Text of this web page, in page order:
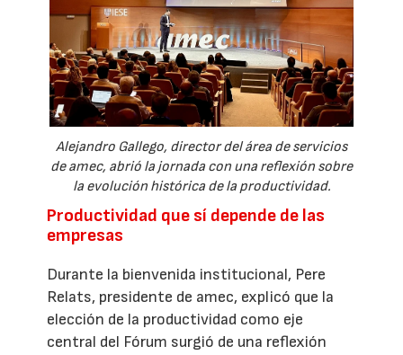
Alejandro Gallego, director del área de servicios
de amec, abrió la jornada con una reflexión sobre
la evolución histórica de la productividad.
Productividad que sí depende de las
empresas
Durante la bienvenida institucional, Pere
Relats, presidente de amec, explicó que la
elección de la productividad como eje
central del Fórum surgió de una reflexión